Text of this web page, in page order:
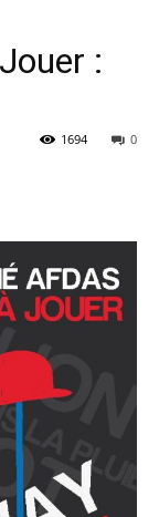
:
0
1694